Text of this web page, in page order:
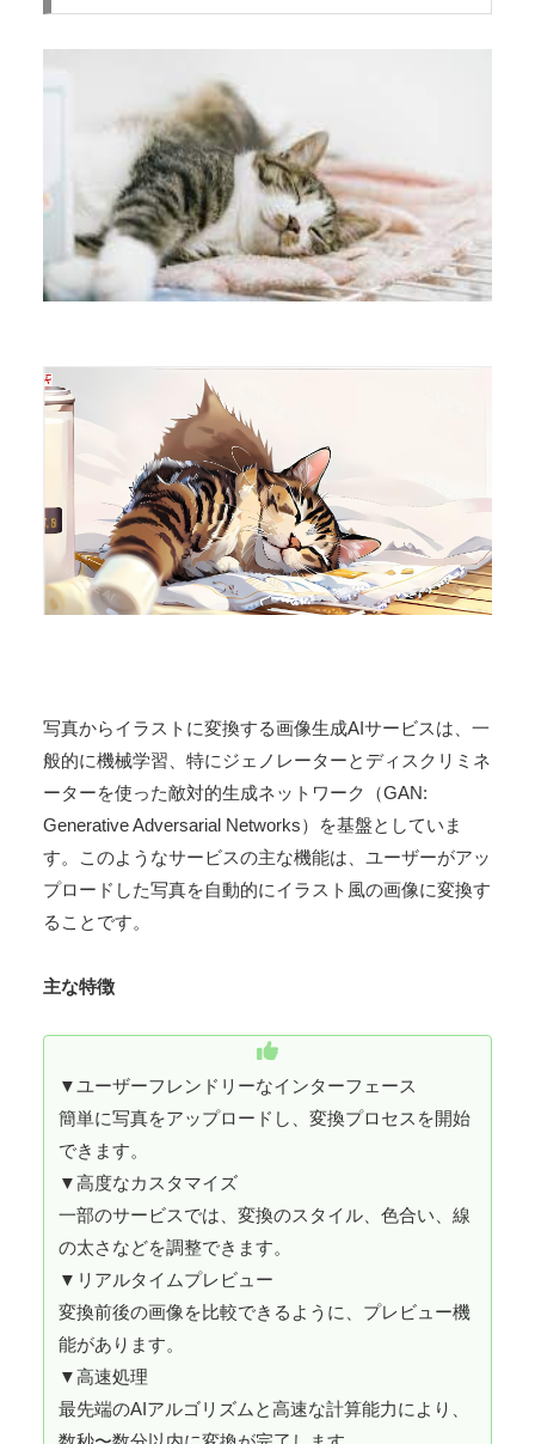
写真からイラストに変換する画像生成AIサービスは、一
般的に機械学習、特にジェノレーターとディスクリミネ
ーターを使った敵対的生成ネットワーク（GAN:
Generative Adversarial Networks）を基盤としていま
す。このようなサービスの主な機能は、ユーザーがアッ
プロードした写真を自動的にイラスト風の画像に変換す
ることです。
主な特徴
▼ユーザーフレンドリーなインターフェース
簡単に写真をアップロードし、変換プロセスを開始
できます。
▼高度なカスタマイズ
一部のサービスでは、変換のスタイル、色合い、線
の太さなどを調整できます。
▼リアルタイムプレビュー
変換前後の画像を比較できるように、プレビュー機
能があります。
▼高速処理
最先端のAIアルゴリズムと高速な計算能力により、